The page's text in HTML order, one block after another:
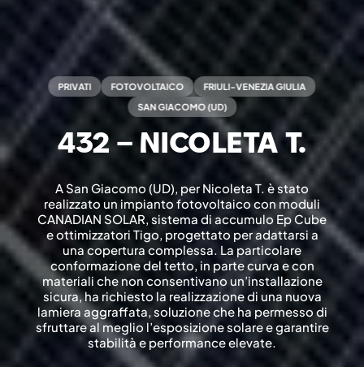
PRIVATI FOTOVOLTAICO
FRIULI-VENEZIA GIULIA
SAN GIACOMO (UD)
432 – NICOLETA T.
A San Giacomo (UD), per Nicoleta T. è stato
realizzato un impianto fotovoltaico con moduli
CANADIAN SOLAR, sistema di accumulo Ep Cube
e ottimizzatori Tigo, progettato per adattarsi a
una copertura complessa. La particolare
conformazione del tetto, in parte curva e con
materiali che non consentivano un’installazione
sicura, ha richiesto la realizzazione di una nuova
lamiera aggraffata, soluzione che ha permesso di
sfruttare al meglio l’esposizione solare e garantire
stabilità e performance elevate.